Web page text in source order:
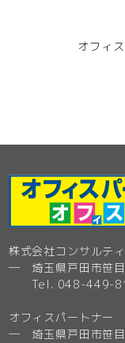
オフィ
株式会社コンサルテ
─ 埼玉県戸田市笹
Tel. 048-449-
オフィスパートナー
─ 埼玉県戸田市笹